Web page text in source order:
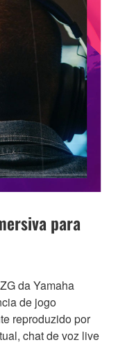
para
da Yamaha
de jogo
reproduzido por
chat de voz live